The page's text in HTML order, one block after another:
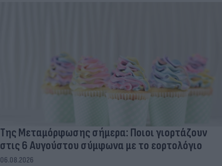
Της Μεταμόρφωσης σήμερα: Ποιοι γιορτάζουν
στις 6 Αυγούστου σύμφωνα με το εορτολόγιο
06.08.2026